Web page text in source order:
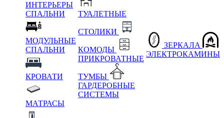
ИНТЕРЬЕРЫ
СПАЛЬНИ
МОДУЛЬНЫЕ
СПАЛЬНИ
КРОВАТИ
МАТРАСЫ
ТУАЛЕТНЫЕ
СТОЛИКИ
КОМОДЫ
ПРИКРОВАТНЫЕ
ТУМБЫ
ГАРДЕРОБНЫЕ
СИСТЕМЫ
ЗЕРКАЛА
ЭЛЕКТРОКАМИНЫ